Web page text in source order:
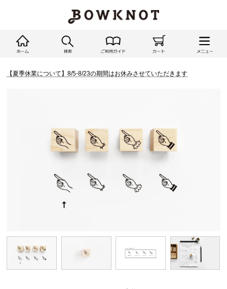
【夏季休業について】8/5-8/23の期間はお休みさせていただきます